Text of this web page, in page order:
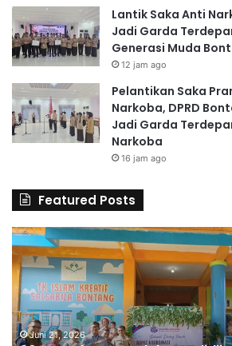
Lantik Saka Anti
Jadi Garda
Generasi Muda
12 jam ago
Pelantikan Saka
Narkoba, DPRD
Jadi Garda
Narkoba
16 jam ago
Featured Posts
6
0
G
u
r
u
d
Juni 21, 2026